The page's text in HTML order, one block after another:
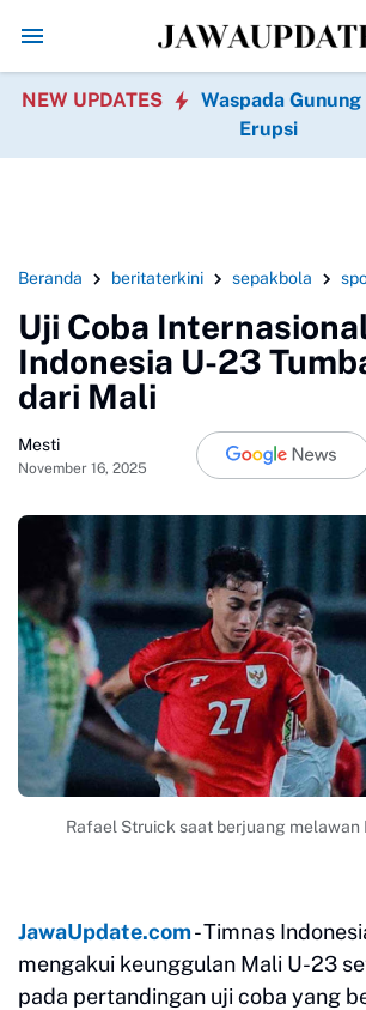
Promo Hari jadi Ponorogo ke-
NEW UPDATES
Waspada
Erupsi
Beranda beritaterkini sepakbola
Uji Coba
Indonesia U-23
dari Mali
Mesti
November 16, 2025
Rafael Struick saat berjuang melawan
JawaUpdate.com- Timnas
mengakui keunggulan Mali U-23
pada pertandingan uji coba yang